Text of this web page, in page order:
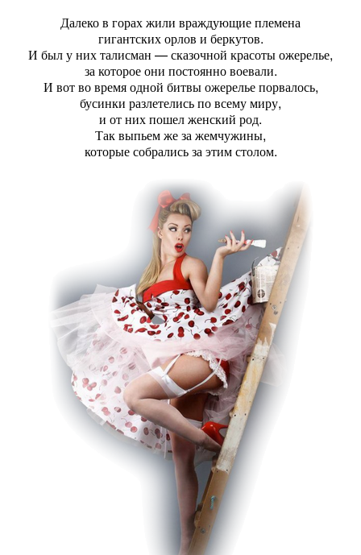
Далеко в горах жили враждующие племена
гигантских орлов и беркутов.
И был у них талисман — сказочной красоты ожерелье,
за которое они постоянно воевали.
И вот во время одной битвы ожерелье порвалось,
бусинки разлетелись по всему миру,
и от них пошел женский род.
Так выпьем же за жемчужины,
которые собрались за этим столом.